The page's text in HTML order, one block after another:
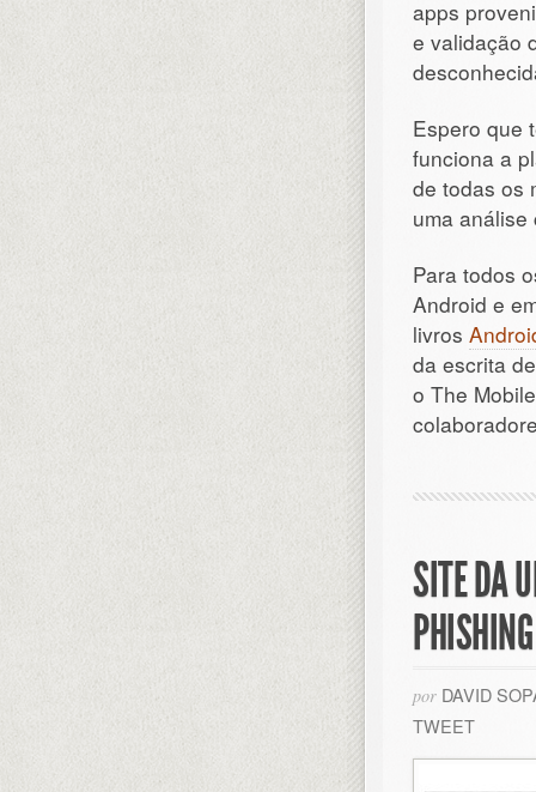
apps
e validação
Espero que
funciona a
de todas os
uma
Para todos
Android e
livros
da escrita
o The
SITE DA
PHISHING
por DAVID
TWEET